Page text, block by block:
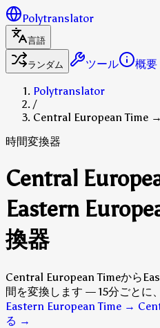
Polytranslator
言語
ランダム ツール 概要
Polytranslator
/
Central European Time
時間変換器
Central
Eastern
換器
Central European Timeから
間を変換します — 15分ごとに
Eastern European Time →
る →